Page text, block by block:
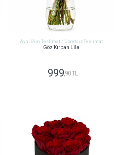
Aynı Gün Teslimat / Ücretsiz Teslimat
Göz Kırpan Lila
999,90 TL